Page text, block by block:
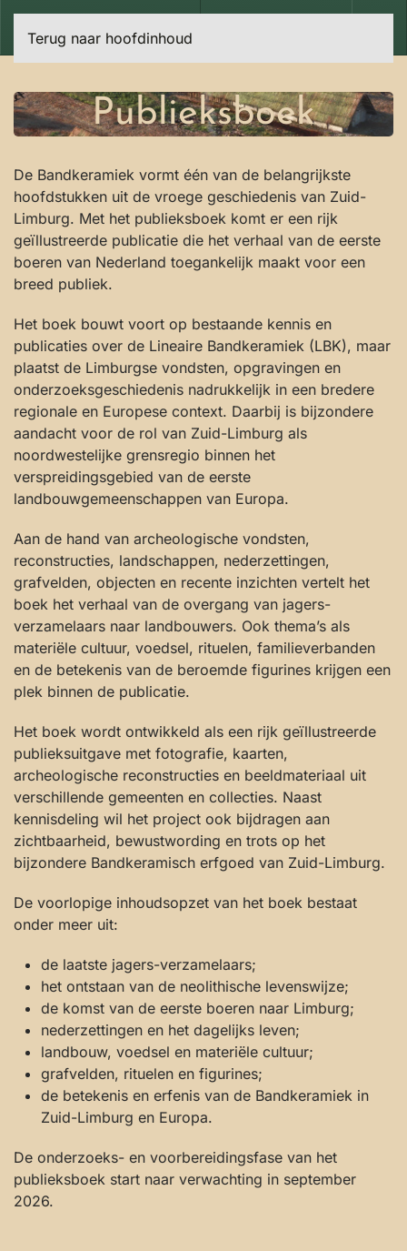
Terug naar hoofdinhoud
Publieksboek
De Bandkeramiek vormt één van de belangrijkste
hoofdstukken uit de vroege geschiedenis van Zuid-
Limburg. Met het publieksboek komt er een rijk
geïllustreerde publicatie die het verhaal van de eerste
boeren van Nederland toegankelijk maakt voor een
breed publiek.
Het boek bouwt voort op bestaande kennis en
publicaties over de Lineaire Bandkeramiek (LBK), maar
plaatst de Limburgse vondsten, opgravingen en
onderzoeksgeschiedenis nadrukkelijk in een bredere
regionale en Europese context. Daarbij is bijzondere
aandacht voor de rol van Zuid-Limburg als
noordwestelijke grensregio binnen het
verspreidingsgebied van de eerste
landbouwgemeenschappen van Europa.
Aan de hand van archeologische vondsten,
reconstructies, landschappen, nederzettingen,
grafvelden, objecten en recente inzichten vertelt het
boek het verhaal van de overgang van jagers-
verzamelaars naar landbouwers. Ook thema’s als
materiële cultuur, voedsel, rituelen, familieverbanden
en de betekenis van de beroemde figurines krijgen een
plek binnen de publicatie.
Het boek wordt ontwikkeld als een rijk geïllustreerde
publieksuitgave met fotografie, kaarten,
archeologische reconstructies en beeldmateriaal uit
verschillende gemeenten en collecties. Naast
kennisdeling wil het project ook bijdragen aan
zichtbaarheid, bewustwording en trots op het
bijzondere Bandkeramisch erfgoed van Zuid-Limburg.
De voorlopige inhoudsopzet van het boek bestaat
onder meer uit:
de laatste jagers-verzamelaars;
het ontstaan van de neolithische levenswijze;
de komst van de eerste boeren naar Limburg;
nederzettingen en het dagelijks leven;
landbouw, voedsel en materiële cultuur;
grafvelden, rituelen en figurines;
de betekenis en erfenis van de Bandkeramiek in
Zuid-Limburg en Europa.
De onderzoeks- en voorbereidingsfase van het
publieksboek start naar verwachting in september
2026.